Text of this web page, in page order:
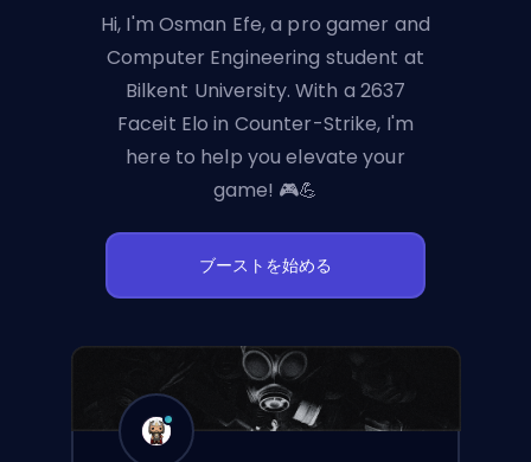
Hi, I'm Osman Efe, a pro gamer and
Computer Engineering student at
Bilkent University. With a 2637
Faceit Elo in Counter-Strike, I'm
here to help you elevate your
game! 🎮💪
ブーストを始める